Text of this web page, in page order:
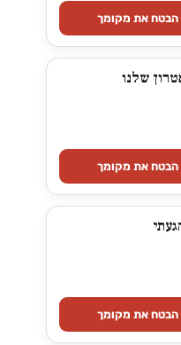
הבטח את מקומך
שלנו
הבטח את מקומך
הבטח את מקומך